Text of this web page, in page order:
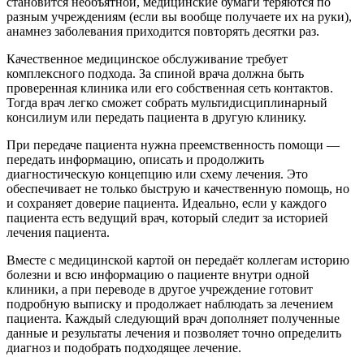
разным учреждениям (если вы вообще получаете их на руки),
анамнез заболевания приходится повторять десятки раз.
Качественное медицинское обслуживание требует
комплексного подхода. За спиной врача должна быть
проверенная клиника или его собственная сеть контактов.
Тогда врач легко сможет собрать мультидисциплинарный
консилиум или передать пациента в другую клинику.
При передаче пациента нужна преемственность помощи —
передать информацию, описать и продолжить
диагностическую концепцию или схему лечения. Это
обеспечивает не только быструю и качественную помощь, но
и сохраняет доверие пациента. Идеально, если у каждого
пациента есть ведущий врач, который следит за историей
лечения пациента.
Вместе с медицинской картой он передаёт коллегам историю
болезни и всю информацию о пациенте внутри одной
клиники, а при переводе в другое учреждение готовит
подробную выписку и продолжает наблюдать за лечением
пациента. Каждый следующий врач дополняет полученные
данные и результаты лечения и позволяет точно определить
диагноз и подобрать подходящее лечение.